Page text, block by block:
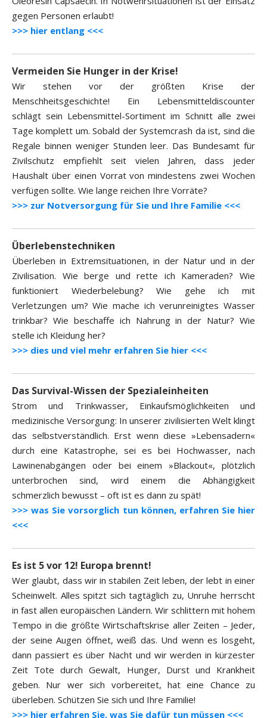
gegen Personen erlaubt!
>>> hier entlang <<<
Vermeiden Sie Hunger in der Krise!
Wir stehen vor der größten Krise der
Menschheitsgeschichte! Ein Lebensmitteldiscounter
schlägt sein Lebensmittel-Sortiment im Schnitt alle zwei
Tage komplett um. Sobald der Systemcrash da ist, sind die
Regale binnen weniger Stunden leer. Das Bundesamt für
Zivilschutz empfiehlt seit vielen Jahren, dass jeder
Haushalt über einen Vorrat von mindestens zwei Wochen
verfügen sollte. Wie lange reichen Ihre Vorräte?
>>> zur Notversorgung für Sie und Ihre Familie <<<
Überlebenstechniken
Überleben in Extremsituationen, in der Natur und in der
Zivilisation. Wie berge und rette ich Kameraden? Wie
funktioniert Wiederbelebung? Wie gehe ich mit
Verletzungen um? Wie mache ich verunreinigtes Wasser
trinkbar? Wie beschaffe ich Nahrung in der Natur? Wie
stelle ich Kleidung her?
>>> dies und viel mehr erfahren Sie hier <<<
Das Survival-Wissen der Spezialeinheiten
Strom und Trinkwasser, Einkaufsmöglichkeiten und
medizinische Versorgung: In unserer zivilisierten Welt klingt
das selbstverständlich. Erst wenn diese »Lebensadern«
durch eine Katastrophe, sei es bei Hochwasser, nach
Lawinenabgängen oder bei einem »Blackout«, plötzlich
unterbrochen sind, wird einem die Abhängigkeit
schmerzlich bewusst – oft ist es dann zu spät!
>>> was Sie vorsorglich tun können, erfahren Sie hier
<<<
Es ist 5 vor 12! Europa brennt!
Wer glaubt, dass wir in stabilen Zeit leben, der lebt in einer
Scheinwelt. Alles spitzt sich tagtäglich zu, Unruhe herrscht
in fast allen europäischen Ländern. Wir schlittern mit hohem
Tempo in die größte Wirtschaftskrise aller Zeiten – Jeder,
der seine Augen öffnet, weiß das. Und wenn es losgeht,
dann passiert es über Nacht und wir werden in kürzester
Zeit Tote durch Gewalt, Hunger, Durst und Krankheit
geben. Nur wer sich vorbereitet, hat eine Chance zu
überleben. Schützen Sie sich und Ihre Familie!
>>> hier erfahren Sie, was Sie dafür tun müssen <<<